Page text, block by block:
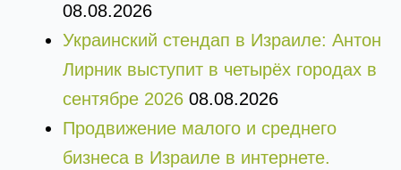
08.08.2026
Украинский стендап в Израиле: Антон
Лирник выступит в четырёх городах в
сентябре 2026 08.08.2026
Продвижение малого и среднего
бизнеса в Израиле в интернете.